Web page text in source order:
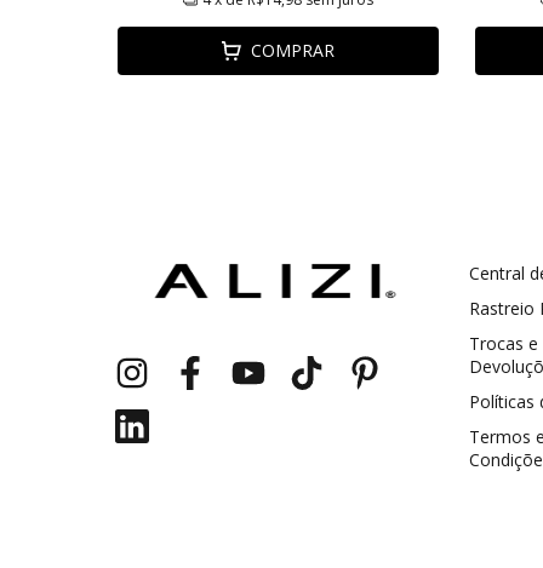
COMPRAR
Central
Rastreio
Trocas e
Políticas
Termos e
Cupom 1a compra: GANHE5